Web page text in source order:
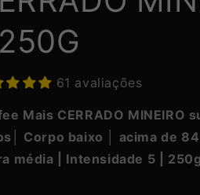
61 avaliações
Mais CERRADO
Corpo baixo │ acima de
média |
Intensidade 5 |